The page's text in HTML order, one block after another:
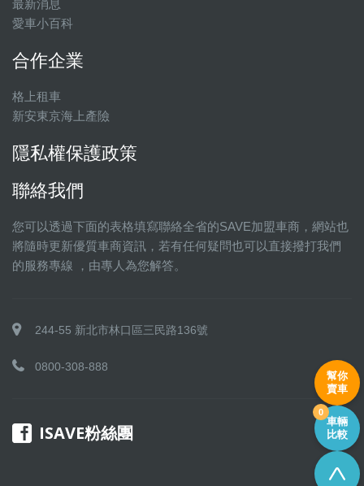
最新消息
愛車小百科
合作企業
格上租車
新安東京海上產險
隱私權保護政策
聯絡我們
您可以透過下面的表格填寫聯絡全省的SAVE加盟車商，網站也
將隨時更新優質車商資訊，若有任何疑問也可以直接撥打我們
的服務專線 ，由專人為您解答。
244-55 新北市林口區三民路136號
0800-308-888
ISAVE粉絲團
幫你
賣車
車輛
比較
0